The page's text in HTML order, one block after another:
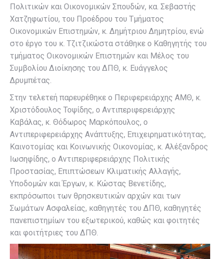
Πολιτικών και Οικονομικών Σπουδών, κα. Σεβαστής
Χατζηφωτίου, του Προέδρου του Τμήματος
Οικονομικών Επιστημών, κ. Δημήτριου Δημητρίου, ενώ
στο έργο του κ. Τζιτζικώστα στάθηκε ο Καθηγητής του
τμήματος Οικονομικών Επιστημών και Μέλος του
Συμβολίου Διοίκησης του ΔΠΘ, κ. Ευάγγελος
Δρυμπέτας.
Στην τελετεή παρευρέθηκε ο Περιφερειάρχης ΑΜΘ, κ.
Χριστόδουλος Τοψίδης, ο Αντιπεριφερειάρχης
Καβάλας, κ. Θόδωρος Μαρκόπουλος, ο
Αντιπεριφερειάρχης Ανάπτυξης, Επιχειρηματικότητας,
Καινοτομίας και Κοινωνικής Οικονομίας, κ. Αλέξανδρος
Ιωσηφίδης, ο Αντιπεριφερειάρχης Πολιτικής
Προστασίας, Επιπτώσεων Κλιματικής Αλλαγής,
Υποδομών και Έργων, κ. Κώστας Βενετίδης,
εκπρόσωποι των θρησκευτικών αρχών και των
Σωμάτων Ασφαλείας, καθηγητές του ΔΠΘ, καθηγητές
πανεπιστημίων του εξωτερικού, καθώς και φοιτητές
και φοιτήτριες του ΔΠΘ.